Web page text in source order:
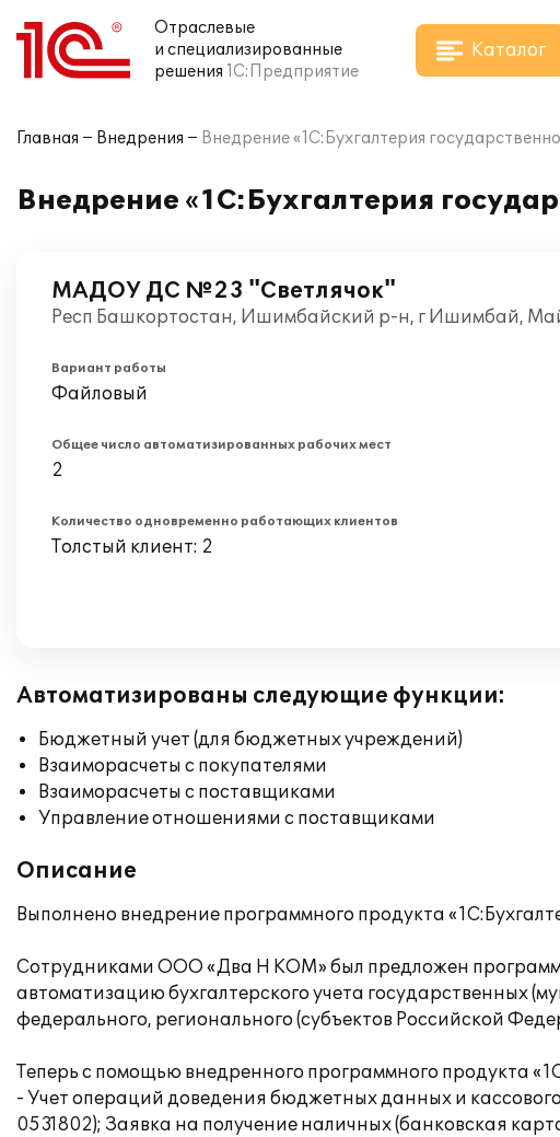
Отраслевые
и специализированные
решения 1С:Предприятие
Каталог
Главная Внедрения Внедрение «1С:Бухгалтерия
Внедрение «1С:Бухгалтерия
МАДОУ ДС №23 "Светлячок"
Респ Башкортостан, Ишимбайский р-н, г Ишимбай,
Вариант работы
Файловый
Общее число автоматизированных рабочих мест
2
Количество одновременно работающих клиентов
Толстый клиент: 2
Автоматизированы следующие функции:
Бюджетный учет (для бюджетных учреждений)
Взаиморасчеты с покупателями
Взаиморасчеты с поставщиками
Управление отношениями с поставщиками
Описание
Выполнено внедрение программного продукта
Сотрудниками ООО «Два Н КОМ» был предложен
автоматизацию бухгалтерского учета государственных
федерального, регионального (субъектов Российской
Теперь с помощью внедренного программного продукта
- Учет операций доведения бюджетных данных и
0531802); Заявка на получение наличных (банковская